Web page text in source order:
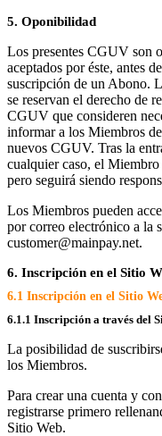
5. Oponibilidad
Los presentes CGUV son
aceptados por éste, antes
suscripción de un Abono.
se reservan el derecho de
CGUV que consideren
informar a los Miembros
nuevos CGUV. Tras la
cualquier caso, el
pero seguirá siendo
Los Miembros pueden
por correo electrónico a la
customer@mainpay.net.
6. Inscripción en el Sitio
6.1 Inscripción en el Sitio
6.1.1 Inscripción a través del
La posibilidad de
los Miembros.
Para crear una cuenta y
registrarse primero
Sitio Web.